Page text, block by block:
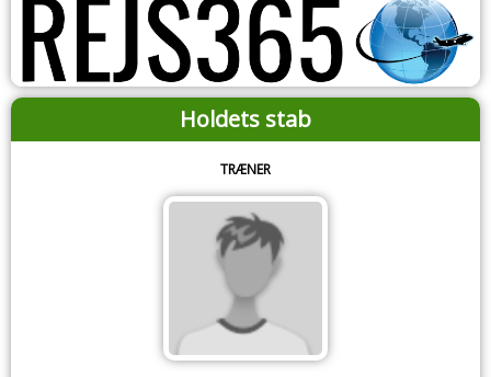
Holdets stab
TRÆNER